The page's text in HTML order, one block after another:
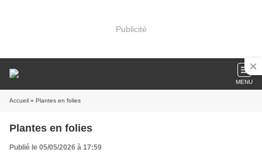
Publicité
MENU
Accueil » Plantes en folies
Plantes en folies
Publié le 05/05/2026 à 17:59